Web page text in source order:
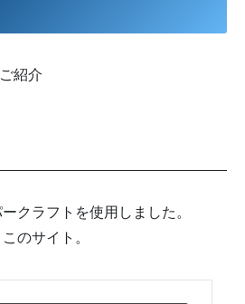
紹介
クラフトを使用しました。
のサイト。